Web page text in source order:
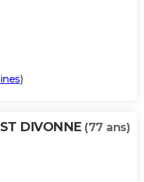
)
DIVONNE (77 ans)